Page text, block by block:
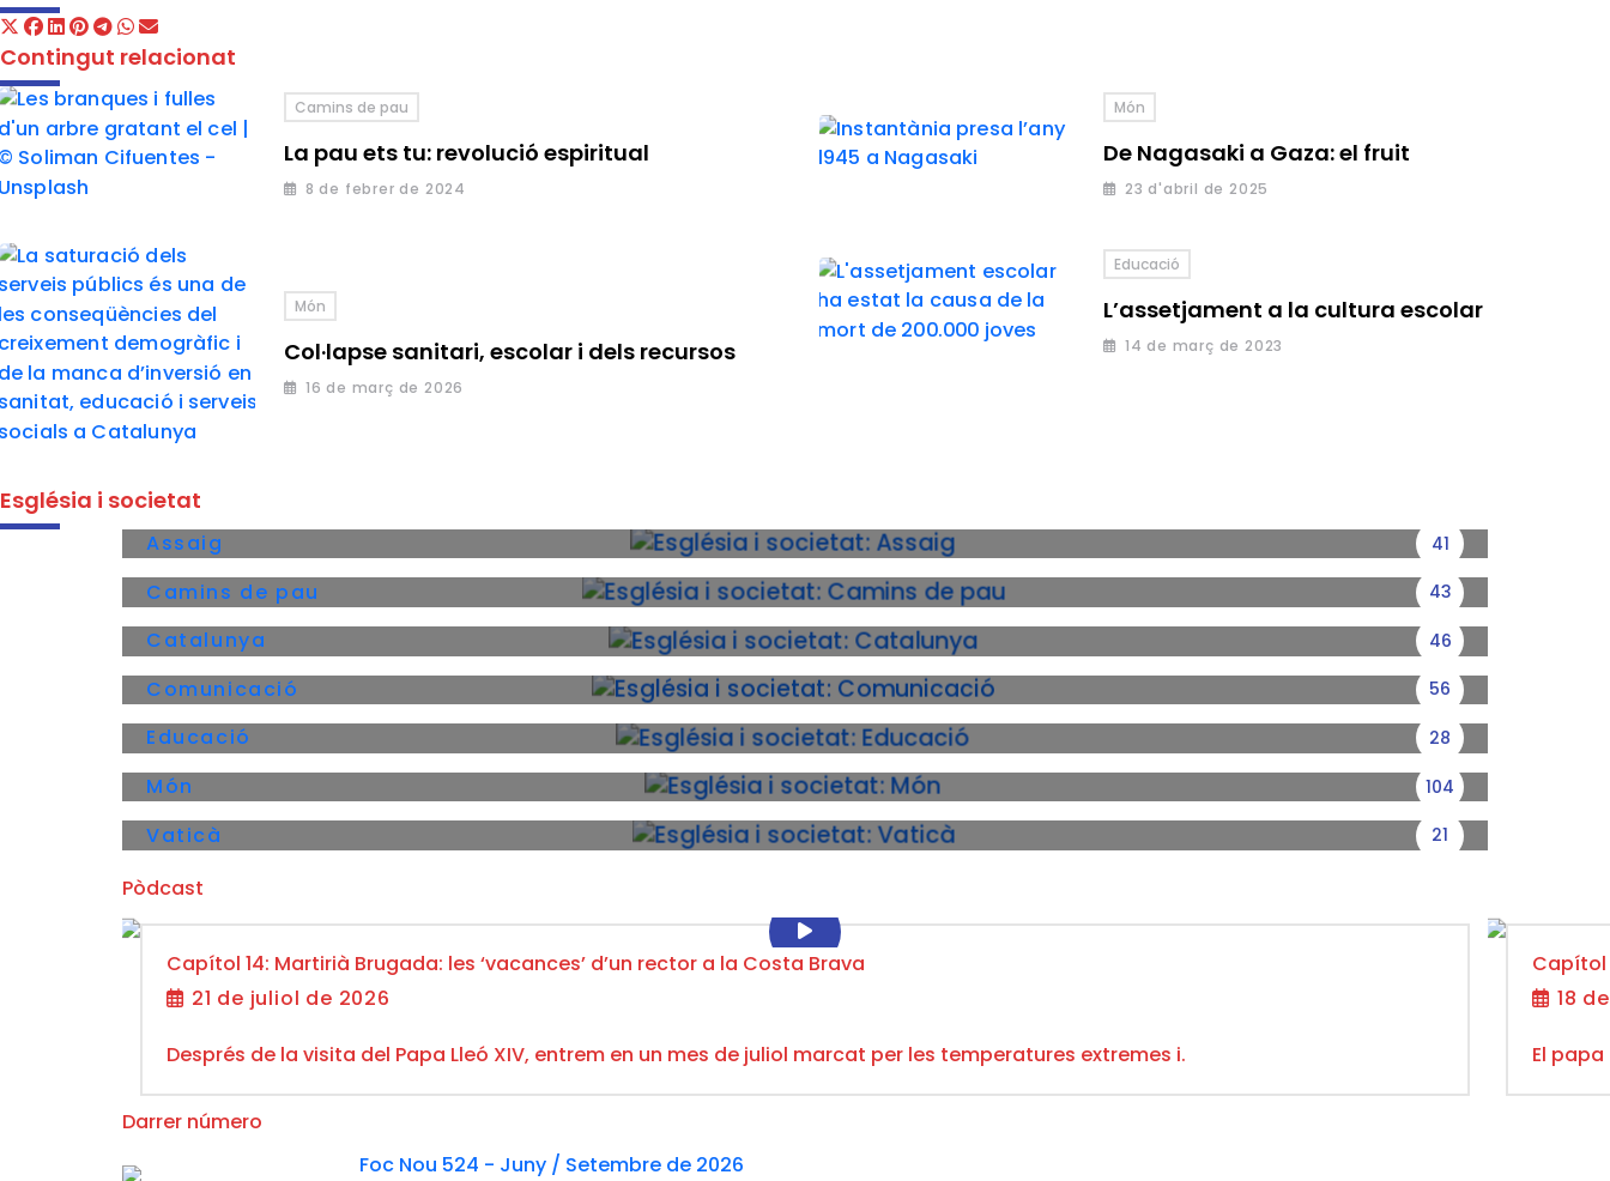
Contingut relacionat
Camins de pau
La pau ets tu: revolució espiritual
8 de febrer de 2024
Món
De Nagasaki a Gaza: el fruit
23 d'abril de 2025
Món
Col·lapse sanitari, escolar i dels recursos
16 de març de 2026
Educació
L’assetjament a la cultura escolar
14 de març de 2023
Església i societat
Assaig 41
Camins de pau 43
Catalunya 46
Comunicació 56
Educació 28
Món 104
Vaticà 21
Pòdcast
Capítol 14: Martirià Brugada: les ‘vacances’ d’un rector a la Costa Brava
21 de juliol de 2026
Després de la visita del Papa Lleó XIV, entrem en un mes de juliol marcat per les temperatures extremes i.
Capítol
18
El
Darrer número